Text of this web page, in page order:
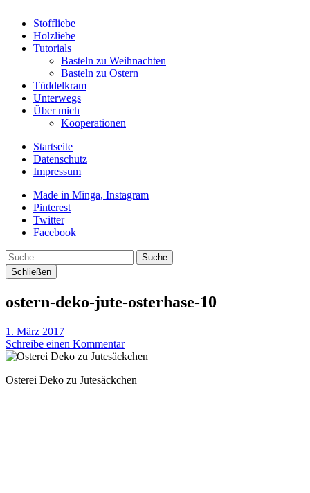
Stoffliebe
Holzliebe
Tutorials
Basteln zu Weihnachten
Basteln zu Ostern
Tüddelkram
Unterwegs
Über mich
Kooperationen
Startseite
Datenschutz
Impressum
Made in Minga, Instagram
Pinterest
Twitter
Facebook
Suche
Schließen
ostern-deko-jute-osterhase-10
1. März 2017
Schreibe einen Kommentar
Osterei Deko zu Jutesäckchen